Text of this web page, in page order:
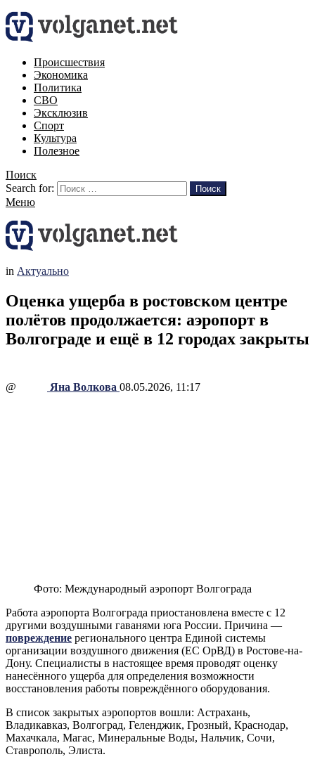
Происшествия
Экономика
Политика
СВО
Эксклюзив
Спорт
Культура
Полезное
Поиск
Search for:
Поиск
Меню
in Актуально
Оценка ущерба в ростовском центре
полётов продолжается: аэропорт в
Волгограде и ещё в 12 городах закрыты
@ Яна Волкова 08.05.2026, 11:17
Фото: Международный аэропорт Волгограда
Работа аэропорта Волгограда приостановлена вместе с 12
другими воздушными гаванями юга России. Причина —
повреждение регионального центра Единой системы
организации воздушного движения (ЕС ОрВД) в Ростове-на-
Дону. Специалисты в настоящее время проводят оценку
нанесённого ущерба для определения возможности
восстановления работы повреждённого оборудования.
В список закрытых аэропортов вошли: Астрахань,
Владикавказ, Волгоград, Геленджик, Грозный, Краснодар,
Махачкала, Магас, Минеральные Воды, Нальчик, Сочи,
Ставрополь, Элиста.